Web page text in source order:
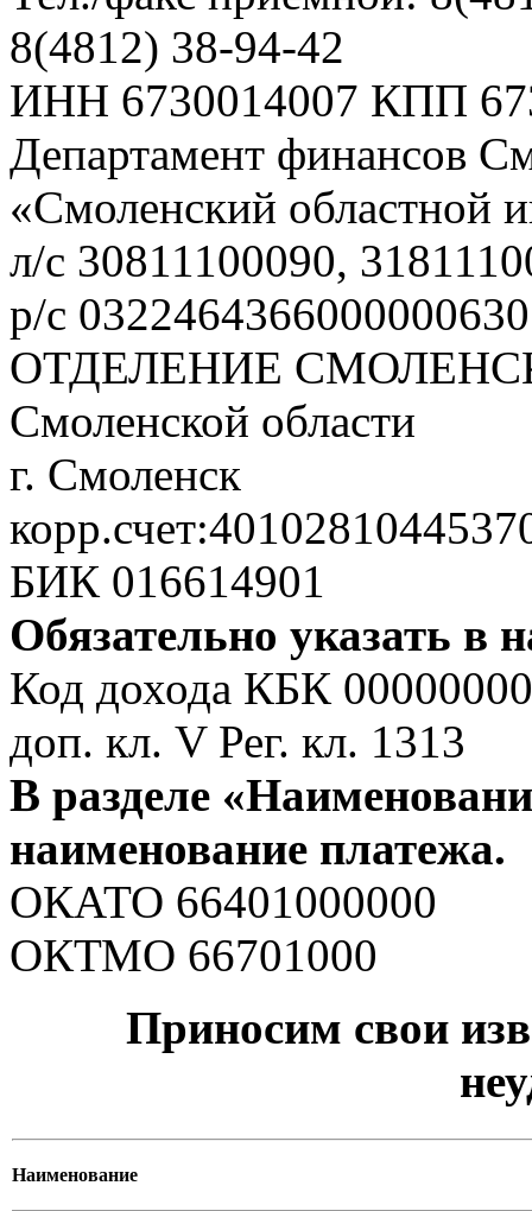
8(4812) 38-94-42
ИНН 6730014007 КПП
Департамент финансов
«Смоленский областной
л/с 30811100090,
р/с
ОТДЕЛЕНИЕ
Смоленской области
г. Смоленск
БИК 016614901
Обязательно указать в
Код дохода КБК
доп. кл. V Рег. кл. 1313
В разделе
наименование платежа.
ОКАТО 66401000000
ОКТМО 66701000
Приносим свои
Наименование